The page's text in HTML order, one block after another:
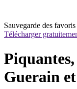
Sauvegarde des favoris
Télécharger
Guerain